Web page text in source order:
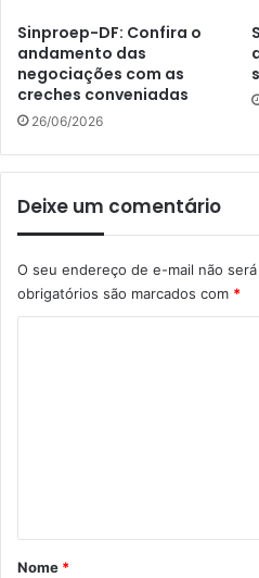
Sinproep-DF: Confira o
andamento das
negociações com as
creches conveniadas
26/06/2026
Deixe um comentário
O seu endereço de e-mail não
obrigatórios são marcados com *
r
Nome *